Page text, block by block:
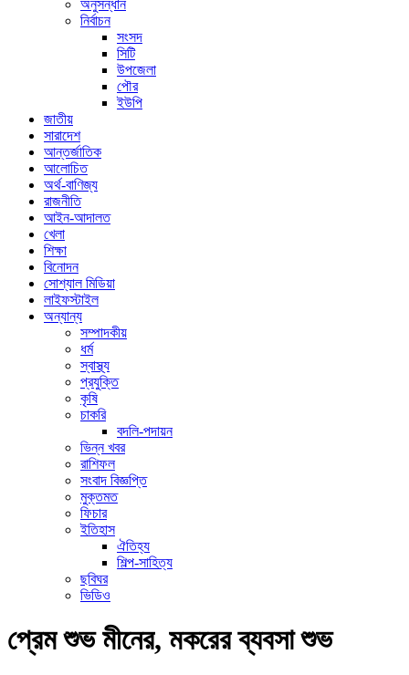
অনুসন্ধান
নির্বাচন
সংসদ
সিটি
উপজেলা
পৌর
ইউপি
জাতীয়
সারাদেশ
আন্তর্জাতিক
আলোচিত
অর্থ-বাণিজ্য
রাজনীতি
আইন-আদালত
খেলা
শিক্ষা
বিনোদন
সোশ্যাল মিডিয়া
লাইফস্টাইল
অন্যান্য
সম্পাদকীয়
ধর্ম
স্বাস্থ্য
প্রযুক্তি
কৃষি
চাকরি
বদলি-পদায়ন
ভিন্ন খবর
রাশিফল
সংবাদ বিজ্ঞপ্তি
মুক্তমত
ফিচার
ইতিহাস
ঐতিহ্য
শিল্প-সাহিত্য
ছবিঘর
ভিডিও
প্রেম শুভ মীনের, মকরের ব্যবসা শুভ